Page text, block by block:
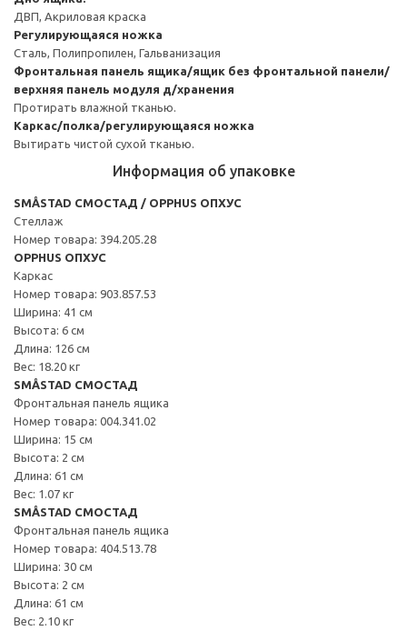
ДВП, Акриловая краска
Регулирующаяся ножка
Сталь, Полипропилен, Гальванизация
Фронтальная панель ящика/ящик без фронтальной панели/
верхняя панель модуля д/хранения
Протирать влажной тканью.
Каркас/полка/регулирующаяся ножка
Вытирать чистой сухой тканью.
Информация об упаковке
SMÅSTAD СМОСТАД / OPPHUS ОПХУС
Стеллаж
Номер товара: 394.205.28
OPPHUS ОПХУС
Каркас
Номер товара: 903.857.53
Ширина: 41 см
Высота: 6 см
Длина: 126 см
Вес: 18.20 кг
SMÅSTAD СМОСТАД
Фронтальная панель ящика
Номер товара: 004.341.02
Ширина: 15 см
Высота: 2 см
Длина: 61 см
Вес: 1.07 кг
SMÅSTAD СМОСТАД
Фронтальная панель ящика
Номер товара: 404.513.78
Ширина: 30 см
Высота: 2 см
Длина: 61 см
Вес: 2.10 кг